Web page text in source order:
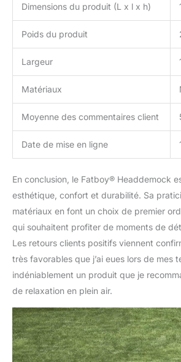
Dimensions du produit (L x l x h)
Poids du produit
Largeur
Matériaux
Moyenne des commentaires client
Date de mise en ligne
En conclusion, le Fatboy® Headdemock
esthétique, confort et durabilité. Sa
matériaux en font un choix de premier
qui souhaitent profiter de moments de
Les retours clients positifs viennent
très favorables que j’ai eues lors de mes
indéniablement un produit que je
de relaxation en plein air.